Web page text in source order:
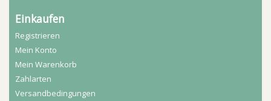
Einkaufen
Registrieren
Mein Konto
Mein Warenkorb
Zahlarten
Versandbedingungen